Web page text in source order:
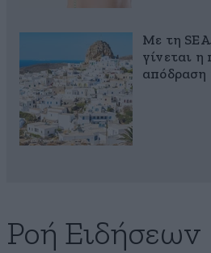
Με τη
γίνεται η
Ροή Ειδήσεων